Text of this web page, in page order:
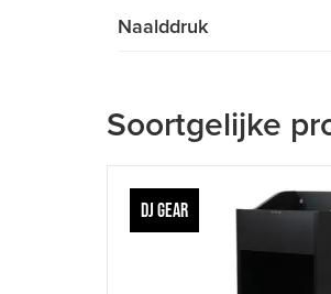
Naalddruk
Soortgelijke
DJ GEAR